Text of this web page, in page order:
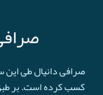
صرافی دانیال طی این
کسب کرده است. بر